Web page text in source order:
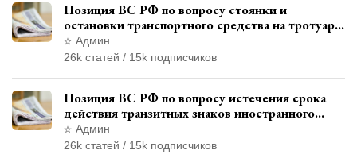
Позиция ВС РФ по вопросу стоянки и
остановки транспортного средства на тротуаре
и квалификации административного
правонарушения
Админ
26k статей / 15k подписчиков
Позиция ВС РФ по вопросу истечения срока
действия транзитных знаков иностранного
государства и отсутствия состава
административного правонарушения
Админ
26k статей / 15k подписчиков